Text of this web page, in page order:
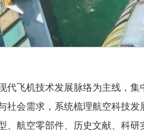
代飞机技术发展脉络为主线，
社会需求，系统梳理航空科技
航空零部件、历史文献、科研